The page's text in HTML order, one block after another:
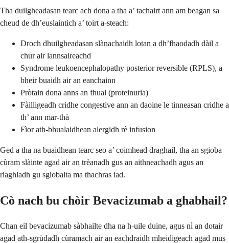
Tha duilgheadasan tearc ach dona a tha a’ tachairt ann am beagan sa
cheud de dh’euslaintich a’ toirt a-steach:
Droch dhuilgheadasan slànachaidh lotan a dh’fhaodadh dàil a
chur air lannsaireachd
Syndrome leukoencephalopathy posterior reversible (RPLS), a
bheir buaidh air an eanchainn
Pròtain dona anns an fhual (proteinuria)
Fàilligeadh cridhe congestive ann an daoine le tinneasan cridhe a
th’ ann mar-thà
Fìor ath-bhualaidhean alergidh rè infusion
Ged a tha na buaidhean tearc seo a’ coimhead draghail, tha an sgioba
cùram slàinte agad air an trèanadh gus an aithneachadh agus an
riaghladh gu sgiobalta ma thachras iad.
Cò nach bu chòir Bevacizumab a ghabhail?
Chan eil bevacizumab sàbhailte dha na h-uile duine, agus nì an dotair
agad ath-sgrùdadh cùramach air an eachdraidh mheidigeach agad mus